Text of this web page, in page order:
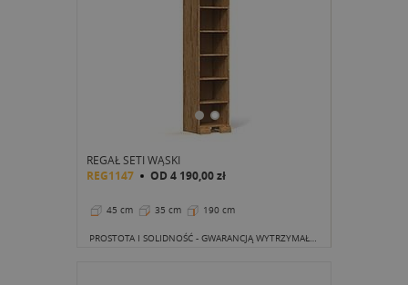
REGAŁ SETI WĄSKI
REG1147 OD 4 190,00 zł
45 cm 35 cm 190 cm
PROSTOTA I SOLIDNOŚĆ - GWARANCJĄ WYTRZYMAŁOŚCI